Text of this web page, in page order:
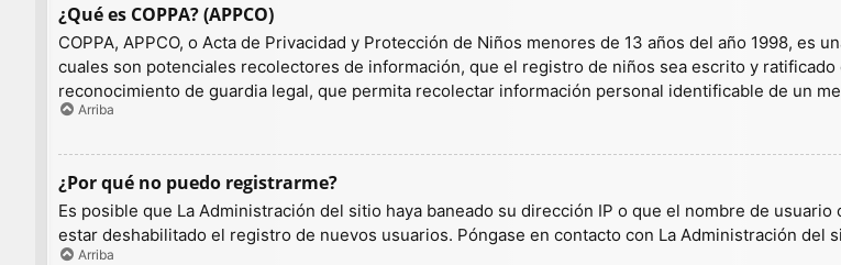
¿Qué es COPPA? (APPCO)
COPPA, APPCO, o Acta de Privacidad y Protección de Niños menores de 13 años del año 1998, es
cuales son potenciales recolectores de información, que el registro de niños sea escrito y
reconocimiento de guardia legal, que permita recolectar información personal identificable de un
Arriba
¿Por qué no puedo registrarme?
Es posible que La Administración del sitio haya baneado su dirección IP o que el nombre de
estar deshabilitado el registro de nuevos usuarios. Póngase en contacto con La Administración del
Arriba